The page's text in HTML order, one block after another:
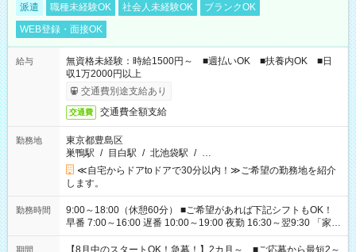
派遣 職種未経験OK 社会人未経験OK
ブランクOK
WEB登録・面接OK
給与
無資格未経験：時給1500円～ ■週払いOK ■扶養内OK ■日
収1万2000円以上
交通費別途支給あり
交通費 交通費全額支給
勤務地
東京都豊島区
巣鴨駅 / 目白駅 / 北池袋駅 / …
≪自宅からドアtoドアで30分以内！≫ご希望の勤務地を紹介
します。
勤務時間
9:00～18:00（休憩60分） ■ご希望があれば下記シフトもOK！
早番 7:00～16:00 遅番 10:00～19:00 夜勤 16:30～翌9:30 「家族
と休みを合わせたい」 「余裕を持って夕飯の準備がしたい」
「できれば残業はしたくない」 など、ご希望を教えてください
期間
【8月中のスタートOK！急募！】2カ月～ ■ご応募から最短2～